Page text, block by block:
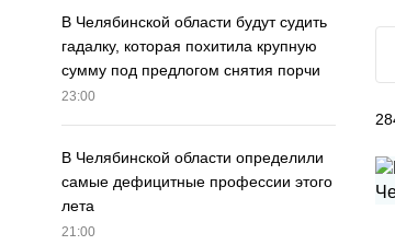
В Челябинской области будут судить
гадалку, которая похитила крупную
сумму под предлогом снятия порчи
23:00
В Челябинской области определили
самые дефицитные профессии этого
лета
21:00